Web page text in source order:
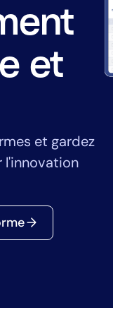
et
et gardez
l'innovation